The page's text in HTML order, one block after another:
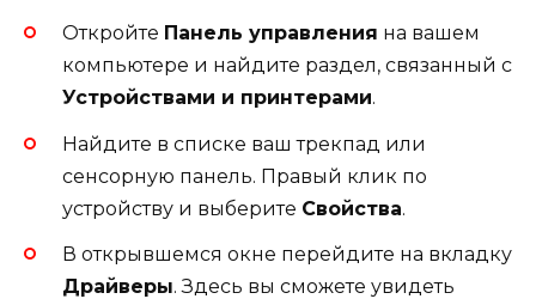
Откройте Панель управления на вашем
компьютере и найдите раздел, связанный с
Устройствами и принтерами.
Найдите в списке ваш трекпад или
сенсорную панель. Правый клик по
устройству и выберите Свойства.
В открывшемся окне перейдите на вкладку
Драйверы. Здесь вы сможете увидеть